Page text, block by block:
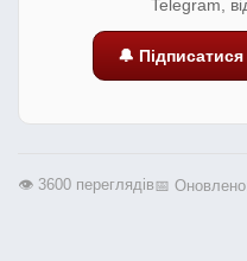
Telegram,
🔔
👁️ 3600 переглядів📅